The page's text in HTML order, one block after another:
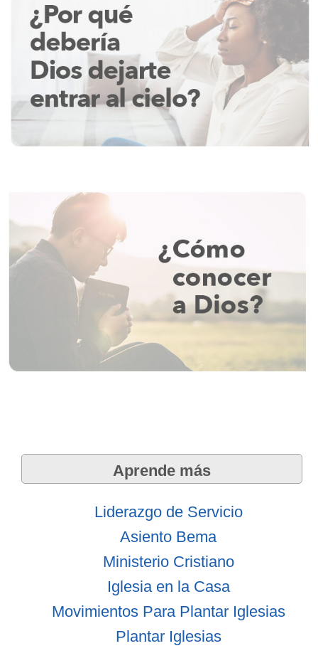
Aprende más
Liderazgo de Servicio
Asiento Bema
Ministerio Cristiano
Iglesia en la Casa
Movimientos Para Plantar Iglesias
Plantar Iglesias